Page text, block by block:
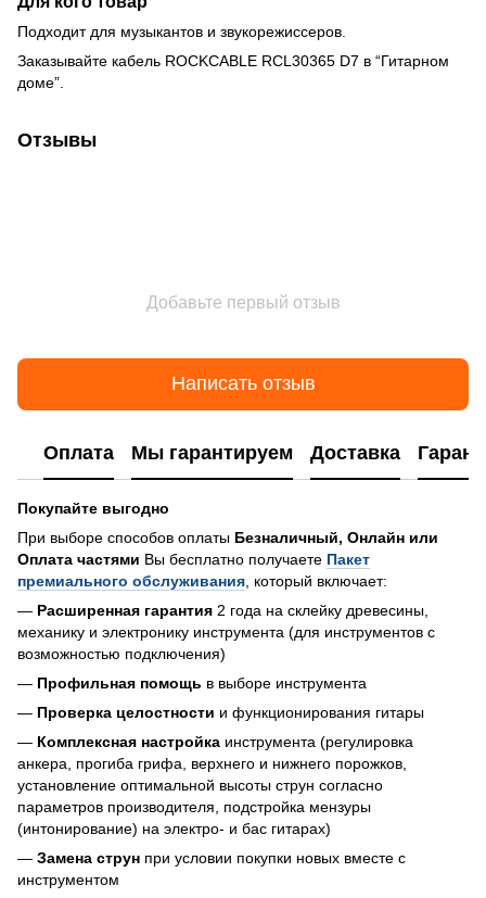
Подходит для музыкантов и звукорежиссеров.
Заказывайте кабель ROCKCABLE RCL30365 D7 в “Гитарном
доме”.
Отзывы
Добавьте первый отзыв
Написать отзыв
Оплата Мы гарантируем Доставка
Покупайте выгодно
При выборе способов оплаты Безналичный, Онлайн или
Оплата частями Вы бесплатно получаете Пакет
премиального обслуживания , который включает:
— Расширенная гарантия 2 года на склейку древесины,
механику и электронику инструмента (для инструментов с
возможностью подключения)
— Профильная помощь в выборе инструмента
— Проверка целостности и функционирования гитары
— Комплексная настройка инструмента (регулировка
анкера, прогиба грифа, верхнего и нижнего порожков,
установление оптимальной высоты струн согласно
параметров производителя, подстройка мензуры
(интонирование) на электро- и бас гитарах)
— Замена струн при условии покупки новых вместе с
инструментом